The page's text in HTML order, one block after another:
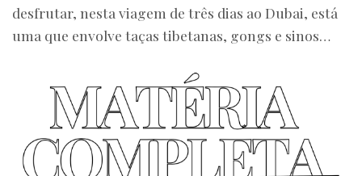
desfrutar, nesta viagem de três dias ao Dubai, está
uma que envolve taças tibetanas, gongs e sinos…